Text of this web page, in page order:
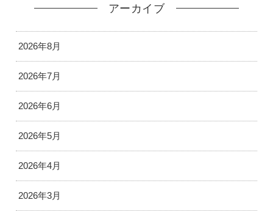
アーカイブ
2026年8月
2026年7月
2026年6月
2026年5月
2026年4月
2026年3月